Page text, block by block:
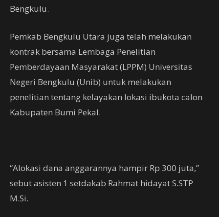
Bengkulu.
Pemkab Bengkulu Utara juga telah melakukan
kontrak bersama Lembaga Penelitian
Pemberdayaan Masyarakat (LPPM) Universitas
Negeri Bengkulu (Unib) untuk melakukan
penelitian tentang kelayakan lokasi ibukota calon
Kabupaten Bumi Pekal.
“Alokasi dana anggarannya hampir Rp 300 juta,”
sebut asisten 1 setdakab Rahmat hidayat S.STP
M.Si.